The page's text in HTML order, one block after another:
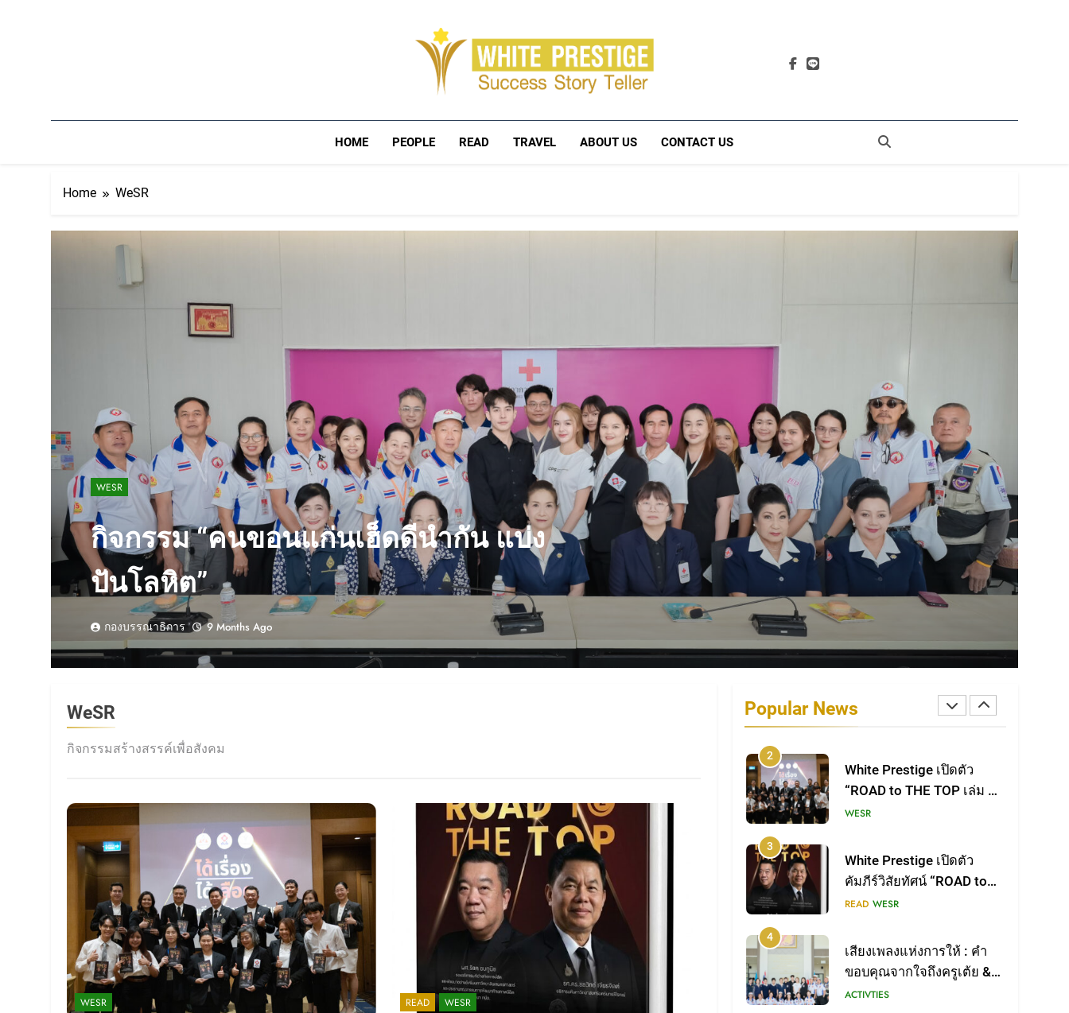
WHITE PRESTIGE
Success Storyteller นักเล่าเรื่องความสำเร็จ : People L Brand & More
HOME PEOPLE READ TRAVEL ABOUT US CONTACT US
Home WeSR
WESR
กิจกรรม “คนขอนแก่นเฮ็ดดีนำกัน แบ่ง
ปันโลหิต”
กองบรรณาธิการ 9 Months Ago
WeSR
กิจกรรมสร้างสรรค์เพื่อสังคม
WESR READ WESR
Popular News
จากน้ำใจในชุมชน สู่พลัง
หนังสือไม่ใช่แค่กระดาษ แต่
คือ “หัวใจ” ที่สร้างแบรนด์ให้
มีชีวิต
READ
8
พลิกธุรกิจด้วยพลังผู้นำทาง
ความคิด
READ
ตอกย้ำความเป็นมืออาชีพ
ด้านการสื่อสาร คุณสุภา
รางวัลใหญ่ XMEs Award
2025 พร้อมเดินหน้าสร้าง
ตำนานบทใหม่ผ่าน ‘งาน
เขียนเพื่อองค์กร’
2
“ROAD to THE TOP เล่ม 2”
เรื่องเล่าระหว่างทางของผู้นำ
WESR
3
White Prestige เปิดตัว
คัมภีร์วิสัยทัศน์ “ROAD to
THE TOP เล่ม 2
READ
4
เสียงเพลงแห่งการให้ : คำ
ขอบคุณจากใจถึงครูเต้ย &
น้องน้ำ ผู้เป็นสัญลักษณ์แห่ง
ACTIVTIES
5
กิจกรรม “คนขอนแก่นเฮ็ดดี
นำกัน แบ่งปันโลหิต”
WESR